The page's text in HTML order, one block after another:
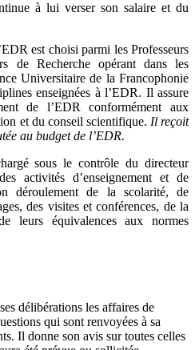
à lui verser son salaire et du
est choisi parmi les Professeurs
de Recherche opérant dans les
Universitaire de la Francophonie
enseignées à l’EDR. Il assure
de l’EDR conformément aux
et du conseil scientifique. Il reçoit
au budget de l’EDR.
sous le contrôle du directeur
activités d’enseignement et de
déroulement de la scolarité, de
des visites et conférences, de la
leurs équivalences aux normes
délibérations les affaires de
qui sont renvoyées à sa
Il donne son avis sur toutes celles